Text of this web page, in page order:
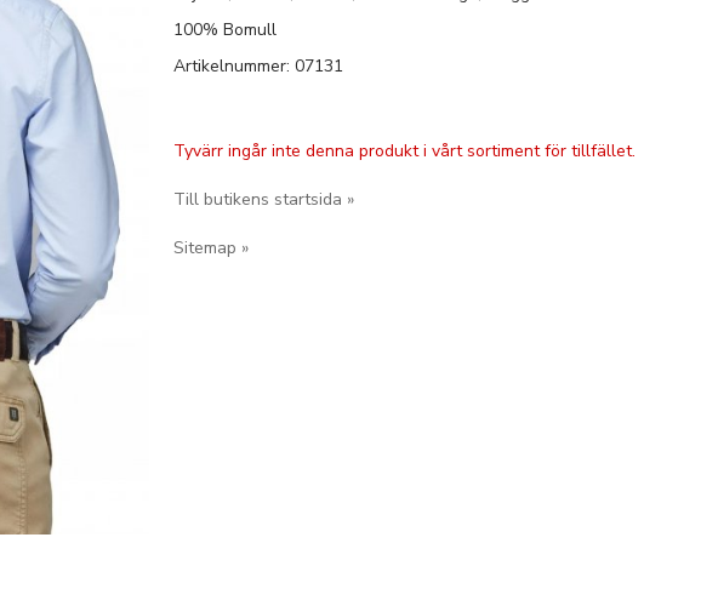
100% Bomull
Artikelnummer: 07131
Tyvärr ingår inte denna produkt i vårt sortiment för tillfället.
Till butikens startsida »
Sitemap »